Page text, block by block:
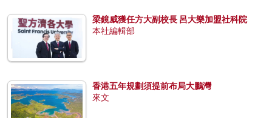
梁鏡威獲任方大副校長 呂大樂加盟社科院
本社編輯部
香港五年規劃須提前布局大鵬灣
來文